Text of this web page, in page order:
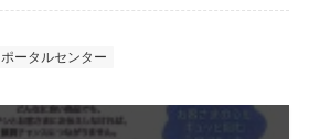
ポータルセンター